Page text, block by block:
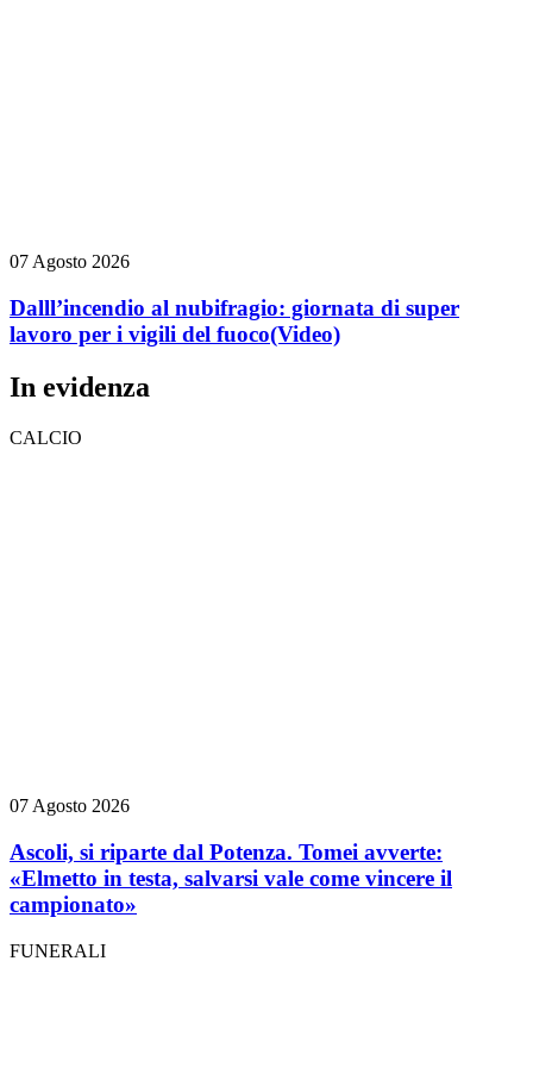
07 Agosto 2026
Dalll’incendio al nubifragio: giornata di super
lavoro per i vigili del fuoco(Video)
In evidenza
CALCIO
07 Agosto 2026
Ascoli, si riparte dal Potenza. Tomei avverte:
«Elmetto in testa, salvarsi vale come vincere il
campionato»
FUNERALI